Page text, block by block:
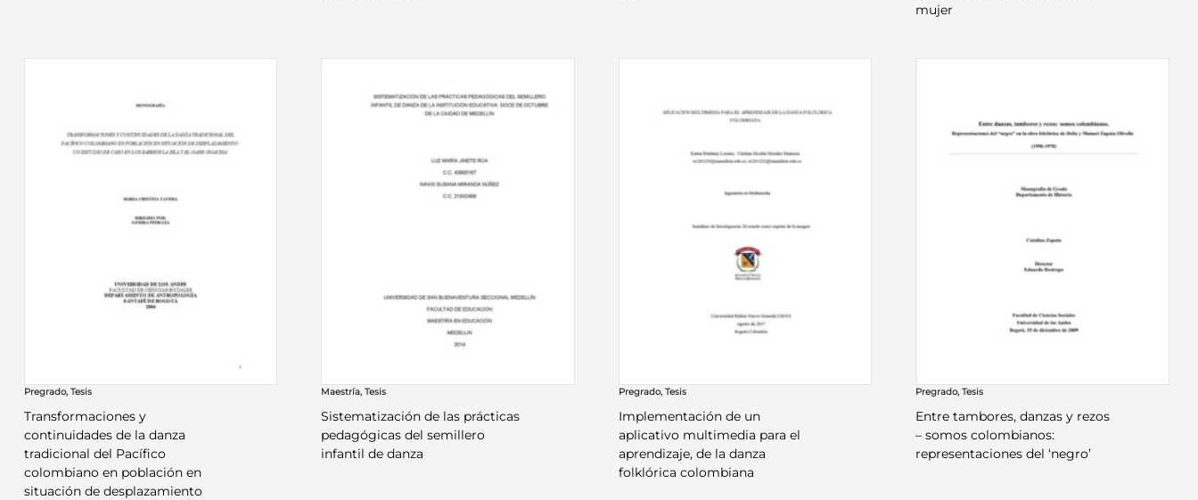
mujer
Pregrado, Tesis
Transformaciones y
continuidades de la danza
tradicional del Pacífico
colombiano en población en
situación de desplazamiento
Maestría,Tesis
Sistematización de las prácticas
pedagógicas del semillero
infantil de danza
Pregrado, Tesis
Implementación de un
aplicativo multimedia para el
aprendizaje, de la danza
folklórica colombiana
Pregrado,Tesis
Entre tambores, danzas y rezos
– somos colombianos:
representaciones del ‘negro’